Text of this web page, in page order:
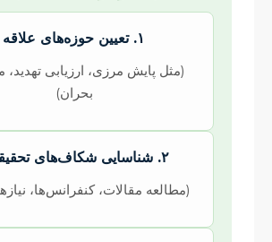
۱. تعیین حوزه‌های علاقه
(مثل پایش مرزی، ارزیابی تهدید،
بحران)
۲. شناسایی شکاف‌های تحقیقاتی
(مطالعه مقالات، کنفرانس‌ها،